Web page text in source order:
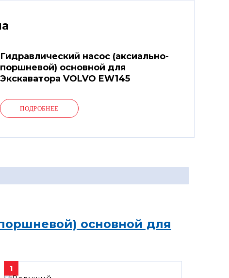
Гидравлический насос (аксиально-
поршневой) основной для
Экскаватора VOLVO EW145
ПОДРОБНЕЕ
основной для
1